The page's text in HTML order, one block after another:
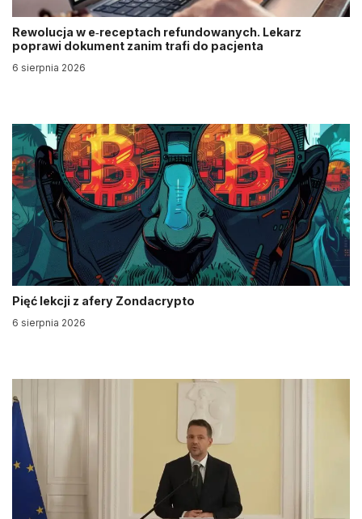
Rewolucja w e‑receptach refundowanych. Lekarz
poprawi dokument zanim trafi do pacjenta
6 sierpnia 2026
Pięć lekcji z afery Zondacrypto
6 sierpnia 2026